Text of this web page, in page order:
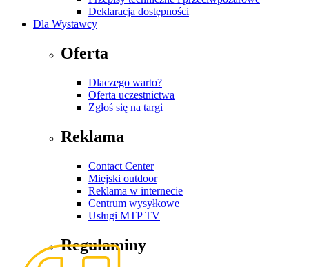
Deklaracja dostępności
Dla Wystawcy
Oferta
Dlaczego warto?
Oferta uczestnictwa
Zgłoś się na targi
Reklama
Contact Center
Miejski outdoor
Reklama w internecie
Centrum wysyłkowe
Usługi MTP TV
Regulaminy